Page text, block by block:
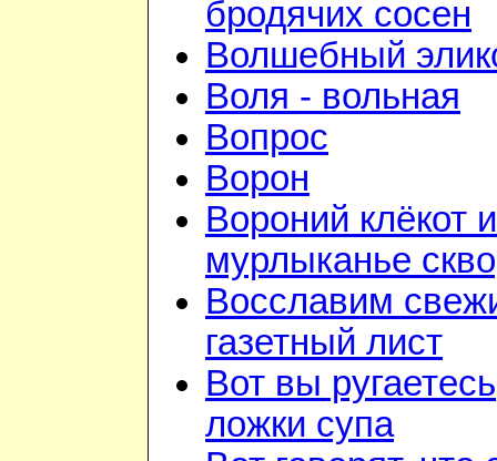
бродячих сосен
Волшебный
Воля - вольная
Вопрос
Ворон
Вороний клёкот и
мурлыканье
Восславим
газетный лист
Вот вы
ложки супа